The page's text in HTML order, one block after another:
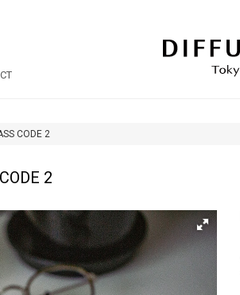
CODE 2
2